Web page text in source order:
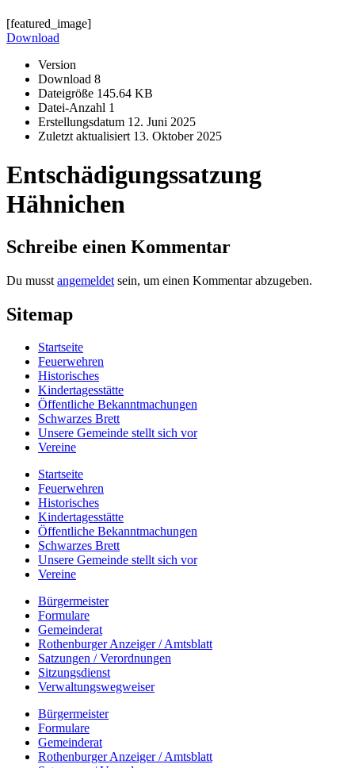
[featured_image]
Download
Version
Download 8
Dateigröße 145.64 KB
Datei-Anzahl 1
Erstellungsdatum 12. Juni 2025
Zuletzt aktualisiert 13. Oktober 2025
Entschädigungssatzung
Hähnichen
Schreibe einen Kommentar
Du musst angemeldet sein, um einen Kommentar abzugeben.
Sitemap
Startseite
Feuerwehren
Historisches
Kindertagesstätte
Öffentliche Bekanntmachungen
Schwarzes Brett
Unsere Gemeinde stellt sich vor
Vereine
Startseite
Feuerwehren
Historisches
Kindertagesstätte
Öffentliche Bekanntmachungen
Schwarzes Brett
Unsere Gemeinde stellt sich vor
Vereine
Bürgermeister
Formulare
Gemeinderat
Rothenburger Anzeiger / Amtsblatt
Satzungen / Verordnungen
Sitzungsdienst
Verwaltungswegweiser
Bürgermeister
Formulare
Gemeinderat
Rothenburger Anzeiger / Amtsblatt